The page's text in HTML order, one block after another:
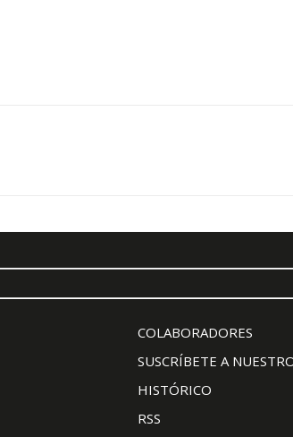
COLABORADORES
SUSCRÍBETE A
HISTÓRICO
RSS